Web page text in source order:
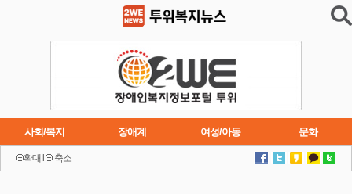
사회/복지 장애계 여성/아동 문화
이슈 연재소설
확대 축소